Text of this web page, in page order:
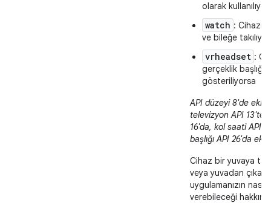
olarak kullanılıyor.
watch : Cihazın
ve bileğe takılıyor
vrheadset :
gerçeklik
gösteriliyorsa
API düzeyi 8'de
televizyon API 13'te,
16'da, kol saati API
başlığı API 26'da
Cihaz bir yuvaya
veya yuvadan
uygulamanızın nasıl
verebileceği